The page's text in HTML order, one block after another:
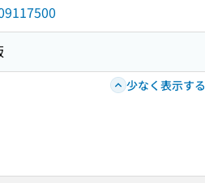
少なく表示する